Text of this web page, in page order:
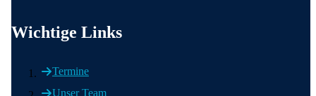
Wichtige Links
Termine
Unser Team